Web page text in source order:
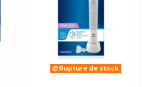
Rupture de stock